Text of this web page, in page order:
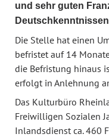
und sehr guten
Die Stelle hat einen
befristet auf 14
die Befristung hinaus
erfolgt in Anlehnung
Das Kulturbüro
Freiwilligen Sozialen
Inlandsdienst ca. 460